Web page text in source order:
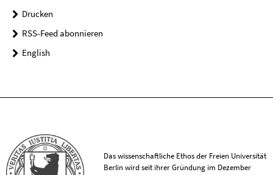
Drucken
RSS-Feed abonnieren
English
Das wissenschaftliche Ethos der Freien Universität
Berlin wird seit ihrer Gründung im Dezember